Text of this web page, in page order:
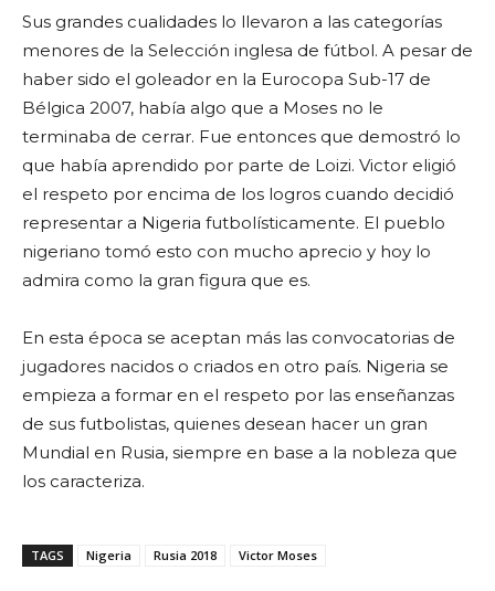
Sus grandes cualidades lo llevaron a las categorías
menores de la Selección inglesa de fútbol. A pesar de
haber sido el goleador en la Eurocopa Sub-17 de
Bélgica 2007, había algo que a Moses no le
terminaba de cerrar. Fue entonces que demostró lo
que había aprendido por parte de Loizi. Victor eligió
el respeto por encima de los logros cuando decidió
representar a Nigeria futbolísticamente. El pueblo
nigeriano tomó esto con mucho aprecio y hoy lo
admira como la gran figura que es.
En esta época se aceptan más las convocatorias de
jugadores nacidos o criados en otro país. Nigeria se
empieza a formar en el respeto por las enseñanzas
de sus futbolistas, quienes desean hacer un gran
Mundial en Rusia, siempre en base a la nobleza que
los caracteriza.
TAGS Nigeria Rusia 2018 Victor Moses